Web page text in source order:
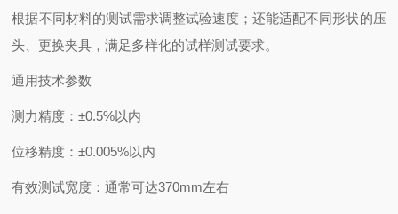
根据不同材料的测试需求调整试验速度；还能适配不同形状的压
头、更换夹具，满足多样化的试样测试要求。
通用技术参数
‌测力精度‌：±0.5%以内
‌位移精度‌：±0.005%以内
‌有效测试宽度‌：通常可达370mm左右